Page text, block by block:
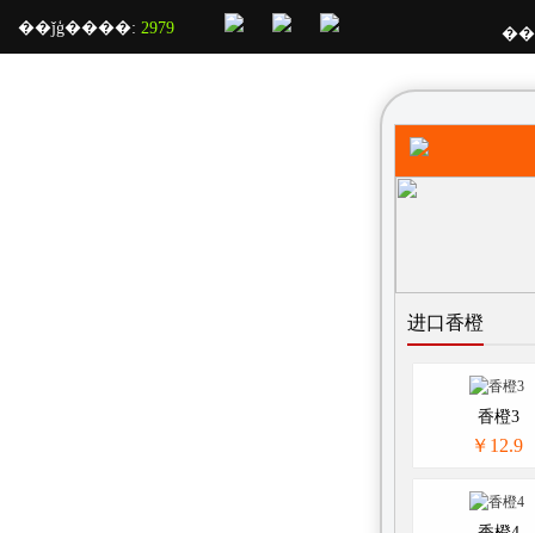
��ǰģ����: 2979